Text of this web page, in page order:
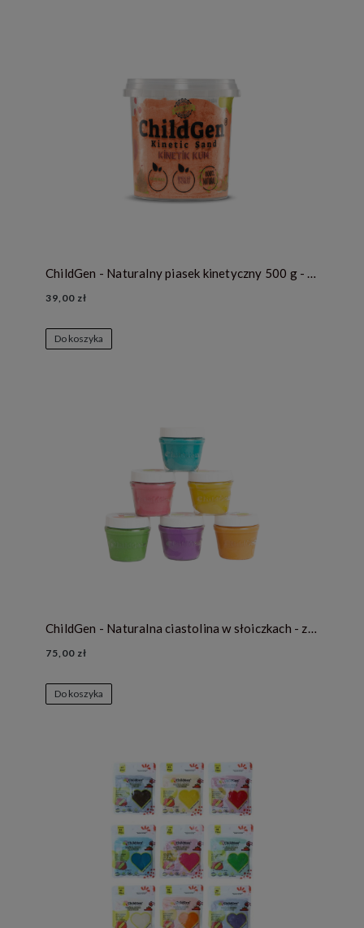
ChildGen - Naturalny piasek kinetyczny 500 g - kolor pomarańczowy
39,00 zł
Do koszyka
ChildGen - Naturalna ciastolina w słoiczkach - zestaw 6 kolorów PASTELE
75,00 zł
Do koszyka